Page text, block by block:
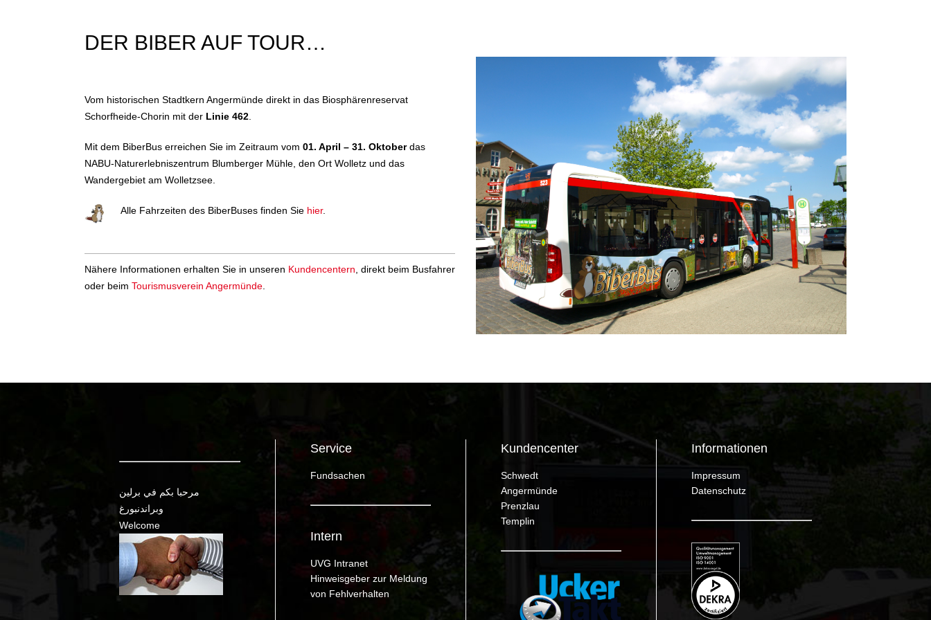
DER BIBER AUF TOUR…
Vom historischen Stadtkern Angermünde direkt in das Biosphärenreservat
Schorfheide-Chorin mit der Linie 462
Mit dem BiberBus erreichen Sie im Zeitraum vom 01. April – 31. Oktoberdas
NABU-Naturerlebniszentrum Blumberger Mühle, den Ort Wolletz und das
Wandergebiet am Wolletzsee.
Alle Fahrzeiten des BiberBuses finden Sie hier.
Nähere Informationen erhalten Sie in unseren Kundencentern , direkt beim Busfahrer
oder beim Tourismusverein Angermünde
مرحبا بكم في برلين
وبراندنبورغ
Welcome
Service
Fundsachen
Intern
UVG Intranet
Hinweisgeber zur Meldung
von Fehlverhalten
Kundencenter
Schwedt
Angermünde
Prenzlau
Templin
Informationen
Impressum
Datenschutz